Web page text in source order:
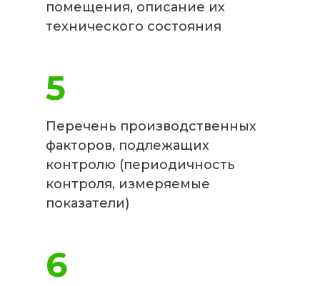
помещения, описание их
технического состояния
5
Перечень производственных
факторов, подлежащих
контролю (периодичность
контроля, измеряемые
показатели)
6